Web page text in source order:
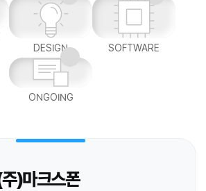
DESIGN
SOFTWARE
ONGOING
)마크스폰